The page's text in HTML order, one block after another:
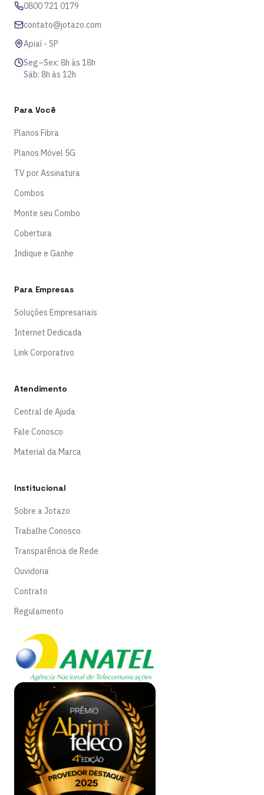
0800 721 0179
contato@jotazo.com
Apiaí - SP
Seg–Sex: 8h às 18h
Sáb: 8h às 12h
Para Você
Planos Fibra
Planos Móvel 5G
TV por Assinatura
Combos
Monte seu Combo
Cobertura
Indique e Ganhe
Para Empresas
Soluções Empresariais
Internet Dedicada
Link Corporativo
Atendimento
Central de Ajuda
Fale Conosco
Material da Marca
Institucional
Sobre a Jotazo
Trabalhe Conosco
Transparência de Rede
Ouvidoria
Contrato
Regulamento